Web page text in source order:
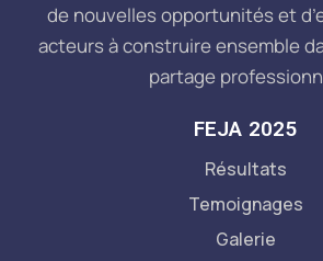
de nouvelles opportunités et
acteurs à construire ensemble
partage
FEJA 2025
Résultats
Temoignages
Galerie